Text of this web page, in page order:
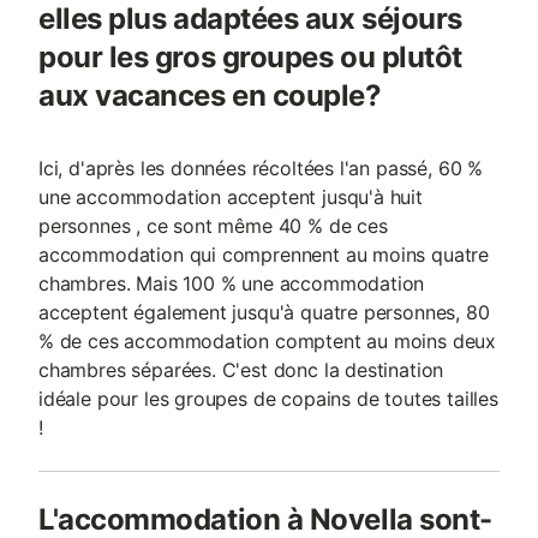
elles plus adaptées aux séjours
pour les gros groupes ou plutôt
aux vacances en couple?
Ici, d'après les données récoltées l'an passé, 60 %
une accommodation acceptent jusqu'à huit
personnes , ce sont même 40 % de ces
accommodation qui comprennent au moins quatre
chambres. Mais 100 % une accommodation
acceptent également jusqu'à quatre personnes, 80
% de ces accommodation comptent au moins deux
chambres séparées. C'est donc la destination
idéale pour les groupes de copains de toutes tailles
!
L'accommodation à Novella sont-